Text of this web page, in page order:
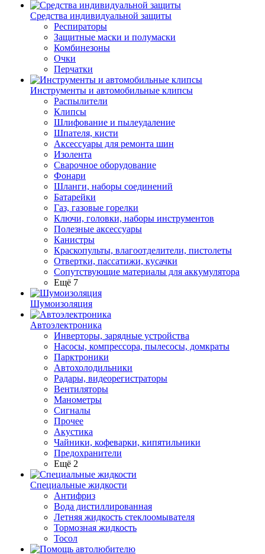
Средства индивидуальной защиты
Респираторы
Защитные маски и полумаски
Комбинезоны
Очки
Перчатки
Инструменты и автомобильные клипсы
Распылители
Клипсы
Шлифование и пылеудаление
Шпателя, кисти
Аксессуары для ремонта шин
Изолента
Сварочное оборудование
Фонари
Шланги, наборы соединений
Батарейки
Газ, газовые горелки
Ключи, головки, наборы инструментов
Полезные аксессуары
Канистры
Краскопульты, влагоотделители, пистолеты
Отвертки, пассатижи, кусачки
Сопутствующие материалы для аккумулятора
Ещё 7
Шумоизоляция
Автоэлектроника
Инверторы, зарядные устройства
Насосы, компрессора, пылесосы, домкраты
Парктроники
Автохолодильники
Радары, видеорегистраторы
Вентиляторы
Манометры
Сигналы
Прочее
Акустика
Чайники, кофеварки, кипятильники
Предохранители
Ещё 2
Специальные жидкости
Антифриз
Вода дистиллированная
Летняя жидкость стеклоомывателя
Тормозная жидкость
Тосол